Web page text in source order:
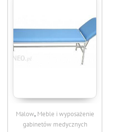
Malow, Meble i wyposażenie
gabinetów medycznych